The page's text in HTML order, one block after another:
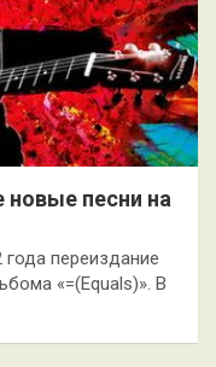
песни на
переиздание
«=(Equals)». В